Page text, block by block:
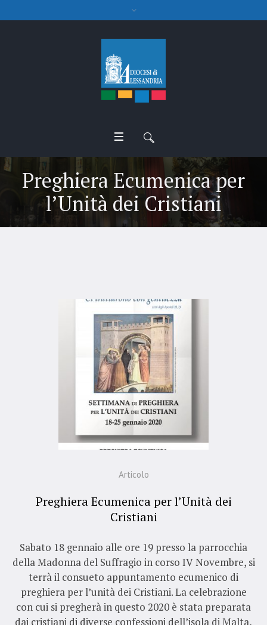
Preghiera Ecumenica per
l’Unità dei Cristiani
Articolo
Preghiera Ecumenica per l’Unità dei
Cristiani
Sabato 18 gennaio alle ore 19 presso la parrocchia
della Madonna del Suffragio in corso IV Novembre, si
terrà il consueto appuntamento ecumenico di
preghiera per l’unità dei Cristiani. La celebrazione
con cui si pregherà in questo 2020 è stata preparata
dai cristiani di diverse confessioni dell’isola di Malta,